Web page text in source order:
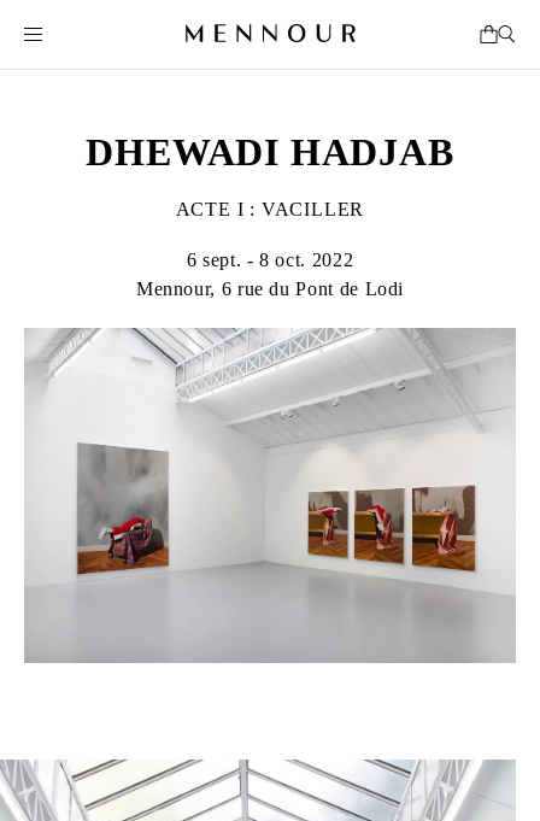
DHEWADI HADJAB
ACTE I : VACILLER
6 sept. - 8 oct. 2022
Mennour, 6 rue du Pont de Lodi